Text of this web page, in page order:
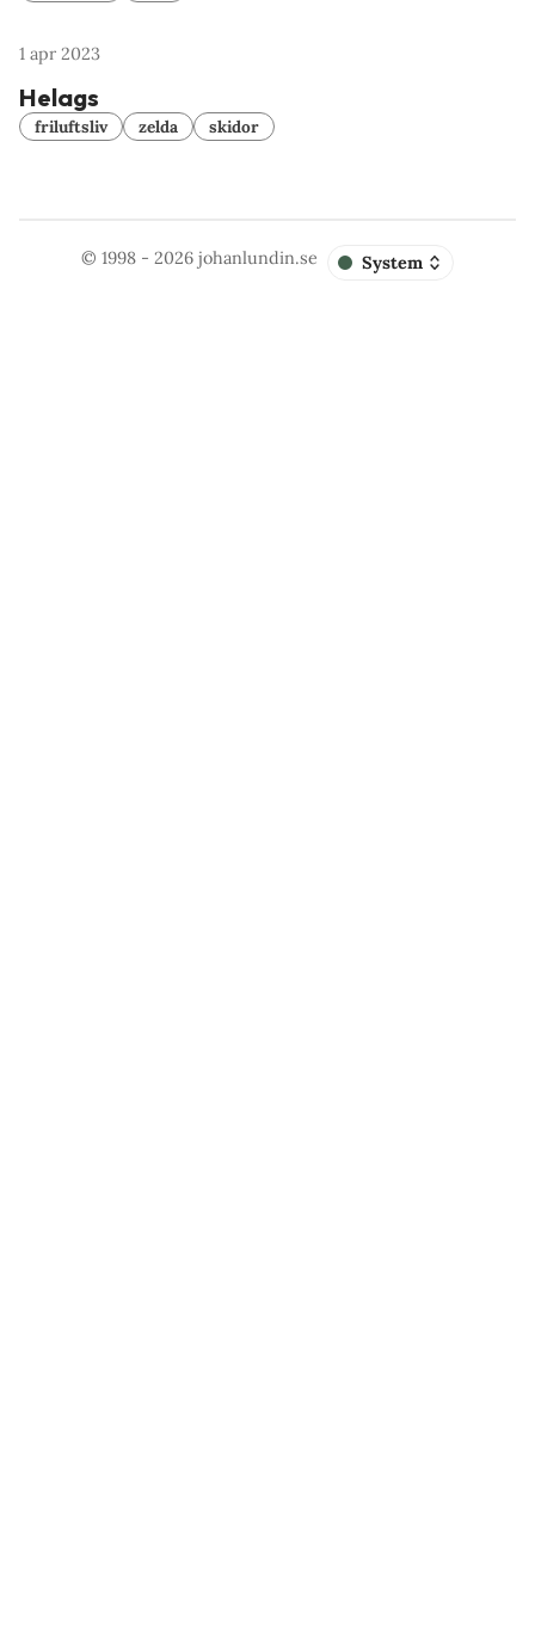
1 apr 2023
Helags
friluftsliv zelda skidor
© 1998 - 2026johanlundin.se